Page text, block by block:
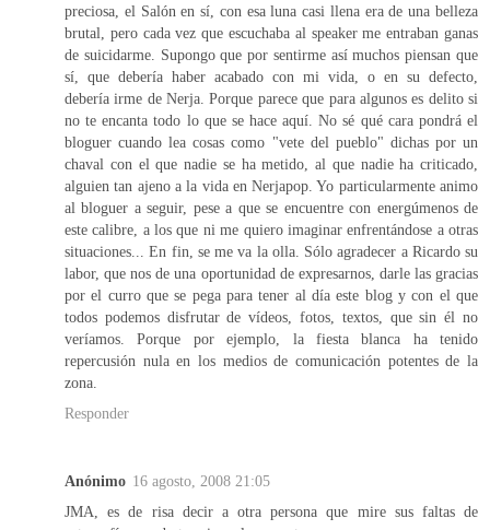
preciosa, el Salón en sí, con esa luna casi llena era de una belleza
brutal, pero cada vez que escuchaba al speaker me entraban ganas
de suicidarme. Supongo que por sentirme así muchos piensan que
sí, que debería haber acabado con mi vida, o en su defecto,
debería irme de Nerja. Porque parece que para algunos es delito si
no te encanta todo lo que se hace aquí. No sé qué cara pondrá el
bloguer cuando lea cosas como "vete del pueblo" dichas por un
chaval con el que nadie se ha metido, al que nadie ha criticado,
alguien tan ajeno a la vida en Nerjapop. Yo particularmente animo
al bloguer a seguir, pese a que se encuentre con energúmenos de
este calibre, a los que ni me quiero imaginar enfrentándose a otras
situaciones... En fin, se me va la olla. Sólo agradecer a Ricardo su
labor, que nos de una oportunidad de expresarnos, darle las gracias
por el curro que se pega para tener al día este blog y con el que
todos podemos disfrutar de vídeos, fotos, textos, que sin él no
veríamos. Porque por ejemplo, la fiesta blanca ha tenido
repercusión nula en los medios de comunicación potentes de la
zona.
Responder
Anónimo 16 agosto, 2008 21:05
JMA, es de risa decir a otra persona que mire sus faltas de